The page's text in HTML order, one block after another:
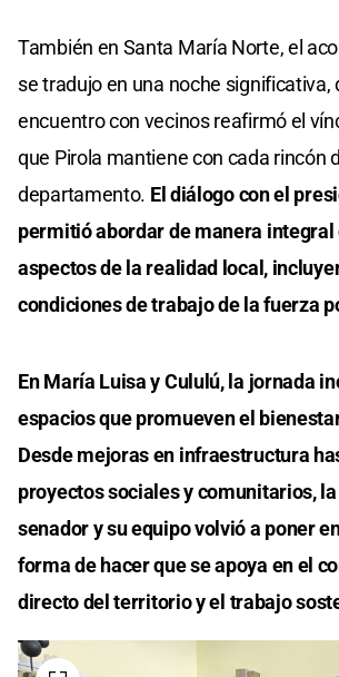
También en Santa María Norte, el
se tradujo en una noche significativa,
encuentro con vecinos reafirmó el
que Pirola mantiene con cada rincón
departamento. El diálogo con el
permitió abordar de manera
aspectos de la realidad local,
condiciones de trabajo de la fuerza
En María Luisa y Cululú, la jornada
espacios que promueven el
Desde mejoras en infraestructura
proyectos sociales y comunitarios,
senador y su equipo volvió a poner
forma de hacer que se apoya en el
directo del territorio y el trabajo